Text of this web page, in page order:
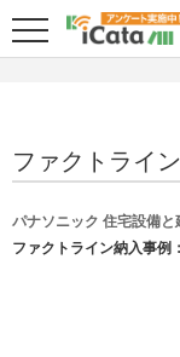
ファクトライ
パナソニック 住宅設備
ファクトライン納入事例